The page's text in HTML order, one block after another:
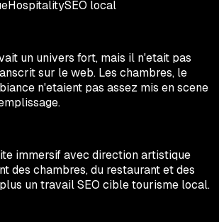
HospitalitySEO local
un univers fort, mais il n'etait pas
sur le web. Les chambres, le
n'etaient pas assez mis en scene
immersif avec direction artistique
des chambres, du restaurant et des
un travail SEO cible tourisme local.